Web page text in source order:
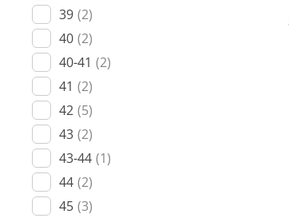
39 (2)
40 (2)
40-41 (2)
41 (2)
42 (5)
43 (2)
43-44 (1)
44 (2)
45 (3)